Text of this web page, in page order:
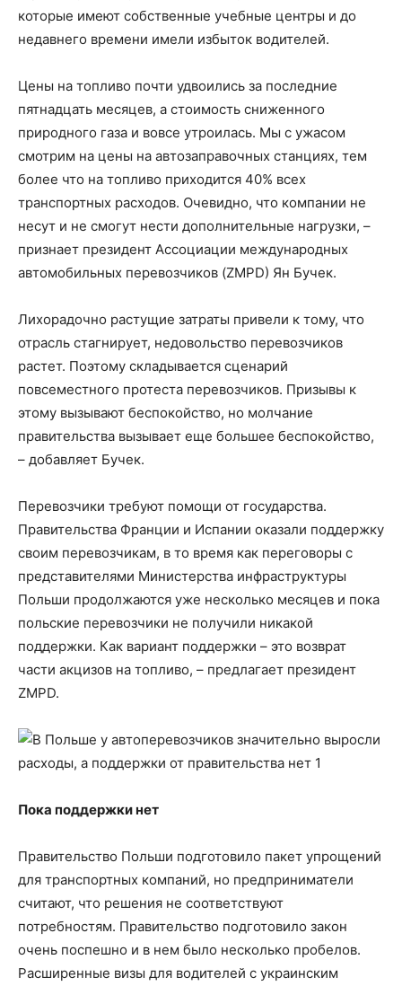
которые имеют собственные учебные центры и до
недавнего времени имели избыток водителей.
Цены на топливо почти удвоились за последние
пятнадцать месяцев, а стоимость сниженного
природного газа и вовсе утроилась. Мы с ужасом
смотрим на цены на автозаправочных станциях, тем
более что на топливо приходится 40% всех
транспортных расходов. Очевидно, что компании не
несут и не смогут нести дополнительные нагрузки, –
признает президент Ассоциации международных
автомобильных перевозчиков (ZMPD) Ян Бучек.
Лихорадочно растущие затраты привели к тому, что
отрасль стагнирует, недовольство перевозчиков
растет. Поэтому складывается сценарий
повсеместного протеста перевозчиков. Призывы к
этому вызывают беспокойство, но молчание
правительства вызывает еще большее беспокойство,
– добавляет Бучек.
Перевозчики требуют помощи от государства.
Правительства Франции и Испании оказали поддержку
своим перевозчикам, в то время как переговоры с
представителями Министерства инфраструктуры
Польши продолжаются уже несколько месяцев и пока
польские перевозчики не получили никакой
поддержки. Как вариант поддержки – это возврат
части акцизов на топливо, – предлагает президент
ZMPD.
Пока поддержки нет
Правительство Польши подготовило пакет упрощений
для транспортных компаний, но предприниматели
считают, что решения не соответствуют
потребностям. Правительство подготовило закон
очень поспешно и в нем было несколько пробелов.
Расширенные визы для водителей с украинским